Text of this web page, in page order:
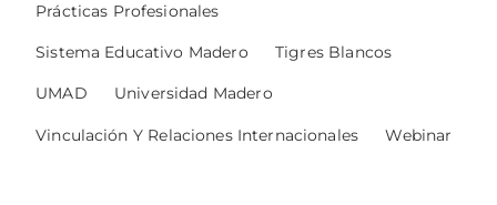
Prácticas Profesionales
Sistema Educativo Madero Tigres Blancos
UMAD Universidad Madero
Vinculación Y Relaciones Internacionales Webinar